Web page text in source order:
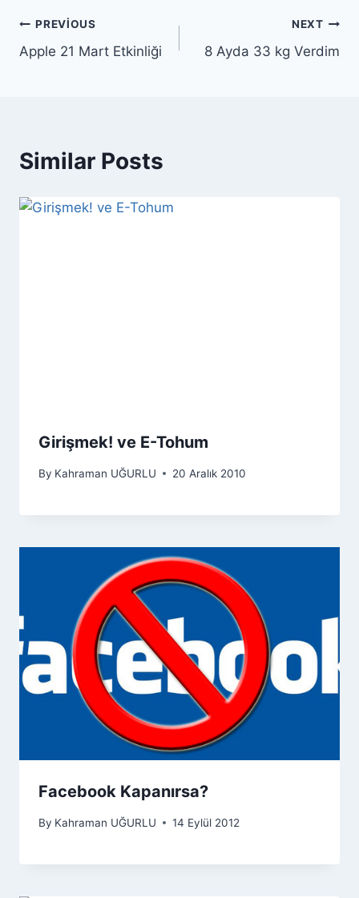
Yazı
gezinmesi
PREVIOUS
Apple 21 Mart Etkinliği
NEXT
8 Ayda 33 kg Verdim
Similar Posts
Girişmek! ve E-Tohum
By Kahraman UĞURLU 20 Aralık 2010
Facebook Kapanırsa?
By Kahraman UĞURLU 14 Eylül 2012